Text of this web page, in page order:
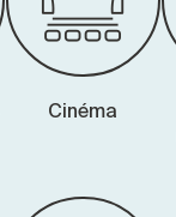
Cinéma